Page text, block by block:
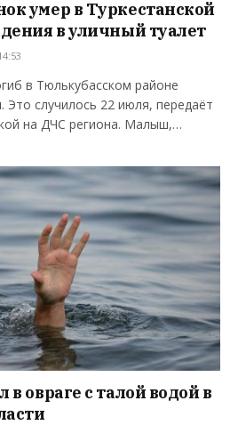
умер в Туркестанской
в уличный туалет
в Тюлькубасском районе
Это случилось 22 июля, передаёт
на ДЧС региона. Малыш,…
в овраге с талой водой в